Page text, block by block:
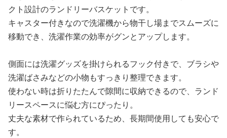
クト設計のランドリーバスケットです。
キャスター付きなので洗濯機から物干し場までスムーズに
移動でき、洗濯作業の効率がグンとアップします。
側面には洗濯グッズを掛けられるフック付きで、ブラシや
洗濯ばさみなどの小物もすっきり整理できます。
使わない時は折りたたんで隙間に収納できるので、ランド
リースペースに悩む方にぴったり。
丈夫な素材で作られているため、長期間使用しても安心で
す。